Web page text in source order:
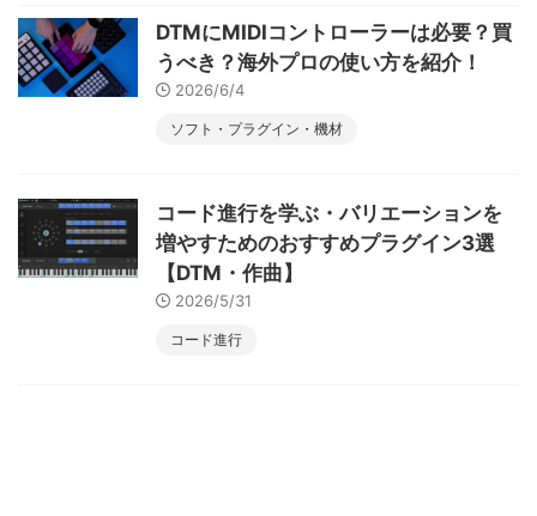
DTMにMIDIコントローラーは必要？買
うべき？海外プロの使い方を紹介！
2026/6/4
ソフト・プラグイン・機材
コード進行を学ぶ・バリエーションを
増やすためのおすすめプラグイン3選
【DTM・作曲】
2026/5/31
コード進行